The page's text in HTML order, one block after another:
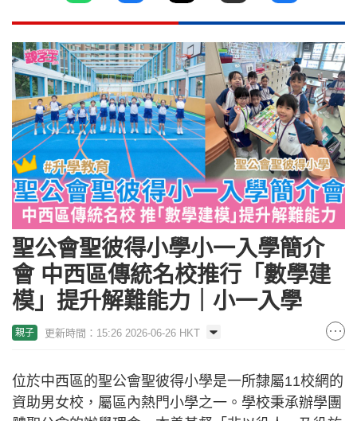
聖公會聖彼得小學小一入學簡介
會 中西區傳統名校推行「數學建
模」提升解難能力｜小一入學
親子 更新時間：15:26 2026-06-26 HKT
位於中西區的聖公會聖彼得小學是一所隸屬11校網的
資助男女校，屬區內熱門小學之一。學校秉承辦學團